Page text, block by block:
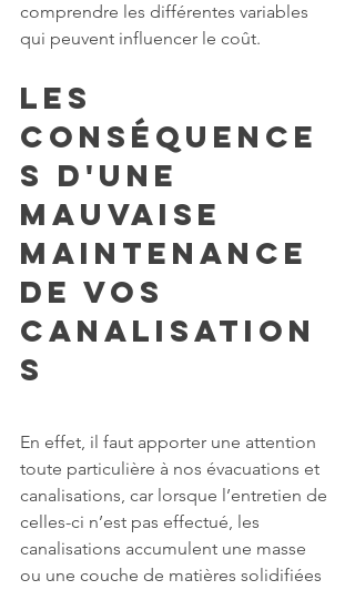
comprendre les différentes variables
qui peuvent influencer le coût.
Les
conséquence
s d'une
mauvaise
maintenance
de vos
canalisation
s
En effet, il faut apporter une attention
toute particulière à nos évacuations et
canalisations, car lorsque l’entretien de
celles-ci n’est pas effectué, les
canalisations accumulent une masse
ou une couche de matières solidifiées